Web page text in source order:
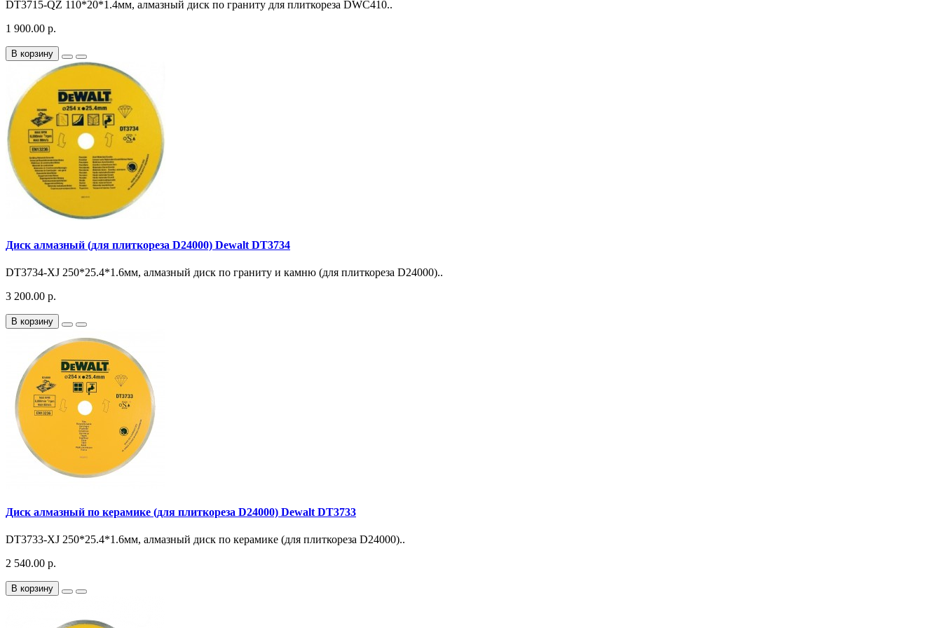
DT3715-QZ 110*20*1.4мм, алмазный диск по граниту для плиткореза DWC410..
1 900.00 р.
В корзину
Диск алмазный (для плиткореза D24000) Dewalt DT3734
DT3734-XJ 250*25.4*1.6мм, алмазный диск по граниту и камню (для плиткореза D24000)..
3 200.00 р.
В корзину
Диск алмазный по керамике (для плиткореза D24000) Dewalt DT3733
DT3733-XJ 250*25.4*1.6мм, алмазный диск по керамике (для плиткореза D24000)..
2 540.00 р.
В корзину